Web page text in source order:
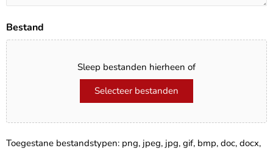
Bestand
Sleep bestanden hierheen of
Selecteer bestanden
Toegestane bestandstypen: png, jpeg, jpg, gif, bmp, doc, docx,